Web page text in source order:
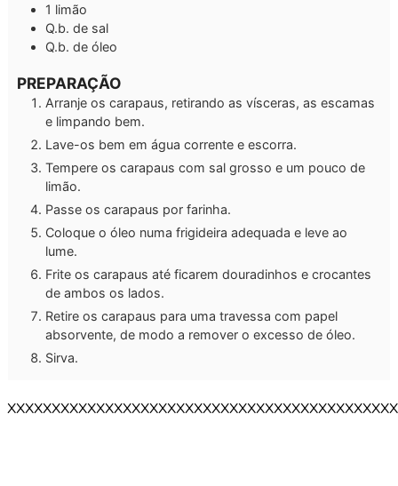
1 limão
Q.b. de sal
Q.b. de óleo
PREPARAÇÃO
Arranje os carapaus, retirando as vísceras, as escamas
e limpando bem.
Lave-os bem em água corrente e escorra.
Tempere os carapaus com sal grosso e um pouco de
limão.
Passe os carapaus por farinha.
Coloque o óleo numa frigideira adequada e leve ao
lume.
Frite os carapaus até ficarem douradinhos e crocantes
de ambos os lados.
Retire os carapaus para uma travessa com papel
absorvente, de modo a remover o excesso de óleo.
Sirva.